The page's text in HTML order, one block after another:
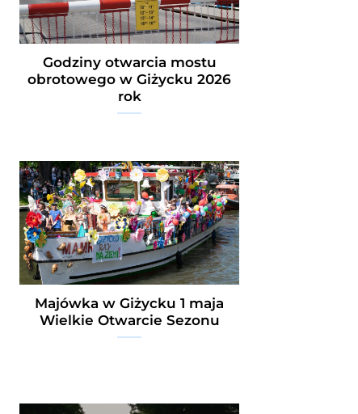
Godziny otwarcia mostu
obrotowego w Giżycku 2026
rok
Majówka w Giżycku 1 maja
Wielkie Otwarcie Sezonu